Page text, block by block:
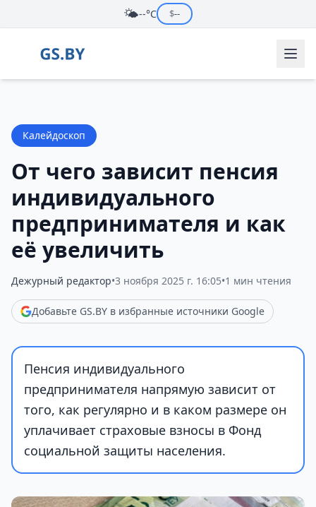
🌤️--°C $--
Калейдоскоп
От чего зависит пенсия
индивидуального
предпринимателя и как
её увеличить
Дежурный редактор•3 ноября 2025 г. 16:05•1 мин чтения
Добавьте GS.BY в избранные источники Google
Пенсия индивидуального
предпринимателя напрямую зависит от
того, как регулярно и в каком размере он
уплачивает страховые взносы в Фонд
социальной защиты населения.